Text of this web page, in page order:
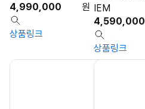
4,990,000
원
상품링크
IEM
4,590,000
상품링크